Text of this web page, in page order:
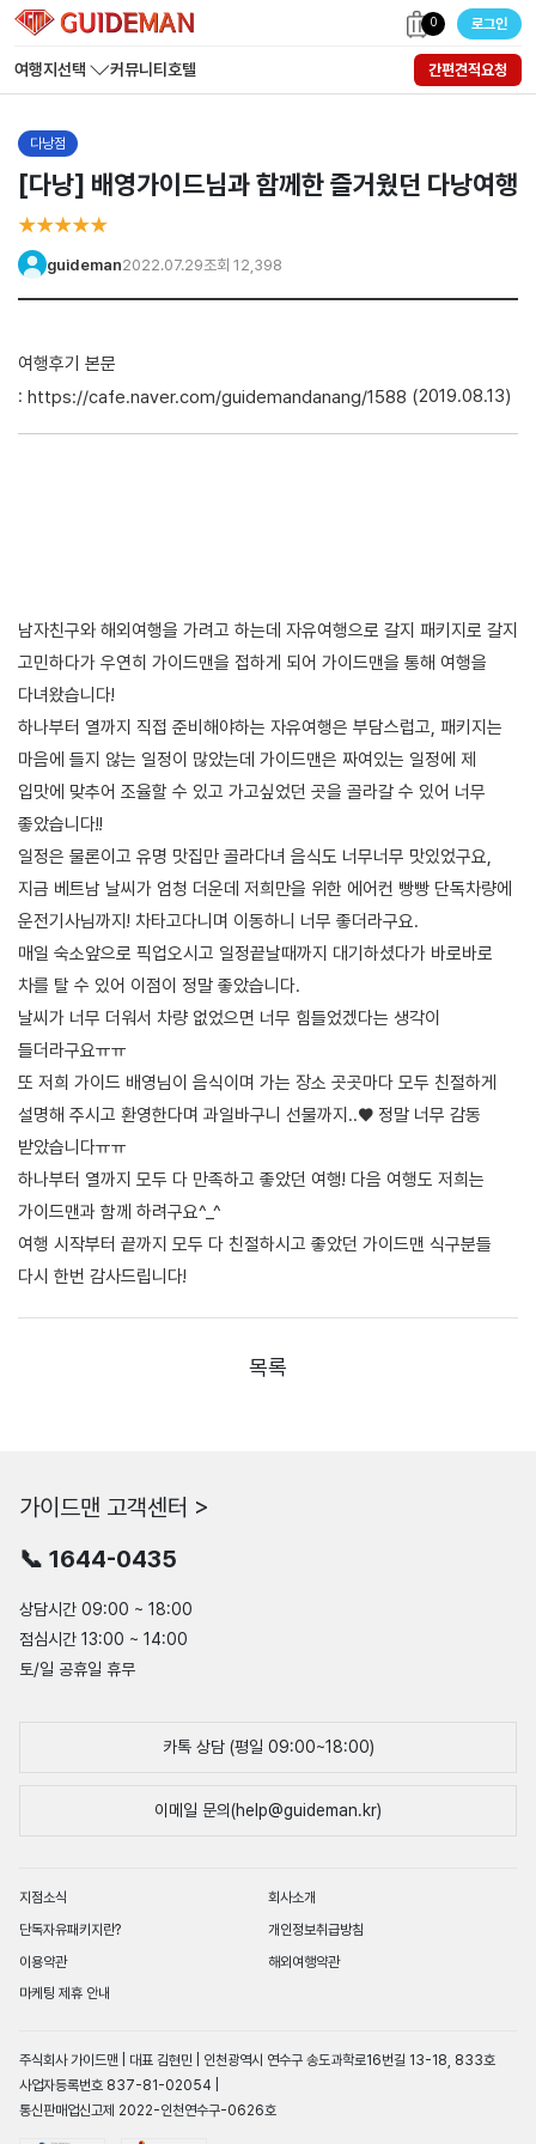
0 로그인
여행지선택 커뮤니티 호텔 간편견적요청
다낭점
[다낭] 배영가이드님과 함께한 즐거웠던 다낭여행
★★★★★
guideman2022.07.29조회 12,398
여행후기 본문
: https://cafe.naver.com/guidemandanang/1588 (2019.08.13)
남자친구와 해외여행을 가려고 하는데 자유여행으로 갈지 패키지로 갈지
고민하다가 우연히 가이드맨을 접하게 되어 가이드맨을 통해 여행을
다녀왔습니다!
하나부터 열까지 직접 준비해야하는 자유여행은 부담스럽고, 패키지는
마음에 들지 않는 일정이 많았는데 가이드맨은 짜여있는 일정에 제
입맛에 맞추어 조율할 수 있고 가고싶었던 곳을 골라갈 수 있어 너무
좋았습니다!!
일정은 물론이고 유명 맛집만 골라다녀 음식도 너무너무 맛있었구요,
지금 베트남 날씨가 엄청 더운데 저희만을 위한 에어컨 빵빵 단독차량에
운전기사님까지! 차타고다니며 이동하니 너무 좋더라구요.
매일 숙소앞으로 픽업오시고 일정끝날때까지 대기하셨다가 바로바로
차를 탈 수 있어 이점이 정말 좋았습니다.
날씨가 너무 더워서 차량 없었으면 너무 힘들었겠다는 생각이
들더라구요ㅠㅠ
또 저희 가이드 배영님이 음식이며 가는 장소 곳곳마다 모두 친절하게
설명해 주시고 환영한다며 과일바구니 선물까지..♥ 정말 너무 감동
받았습니다ㅠㅠ
하나부터 열까지 모두 다 만족하고 좋았던 여행! 다음 여행도 저희는
가이드맨과 함께 하려구요^_^
여행 시작부터 끝까지 모두 다 친절하시고 좋았던 가이드맨 식구분들
다시 한번 감사드립니다!
목록
가이드맨 고객센터 >
📞 1644-0435
상담시간 09:00 ~ 18:00
점심시간 13:00 ~ 14:00
토/일 공휴일 휴무
카톡 상담 (평일 09:00~18:00)
이메일 문의(help@guideman.kr)
지점소식
회사소개
단독자유패키지란?
개인정보취급방침
이용약관
해외여행약관
마케팅 제휴 안내
주식회사 가이드맨 | 대표 김현민 | 인천광역시 연수구 송도과학로16번길 13-18, 833호
사업자등록번호 837-81-02054 |
통신판매업신고제 2022-인천연수구-0626호